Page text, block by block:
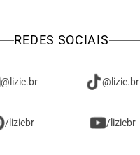
REDES SOCIAIS
@lizie.br @lizie.br
/liziebr /liziebr